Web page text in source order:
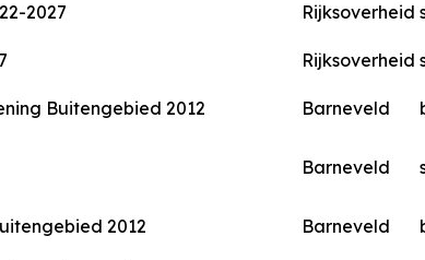
2027 Rijksoverheid
Rijksoverheid
Buitengebied 2012 Barneveld
Barneveld
2012 Barneveld